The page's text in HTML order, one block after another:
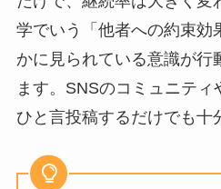
学でいう「他者への約束効
かに見られている意識が行
ます。SNSのコミュニティ
ひと言投稿するだけでも十